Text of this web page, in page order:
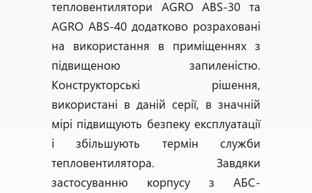
тепловентилятори AGRO ABS-30 та
AGRO ABS-40 додатково розраховані
на використання в приміщеннях з
підвищеною запиленістю.
Конструкторські рішення,
використані в даній серії, в значній
мірі підвищують безпеку експлуатації
і збільшують термін служби
тепловентилятора. Завдяки
застосуванню корпусу з AБС-